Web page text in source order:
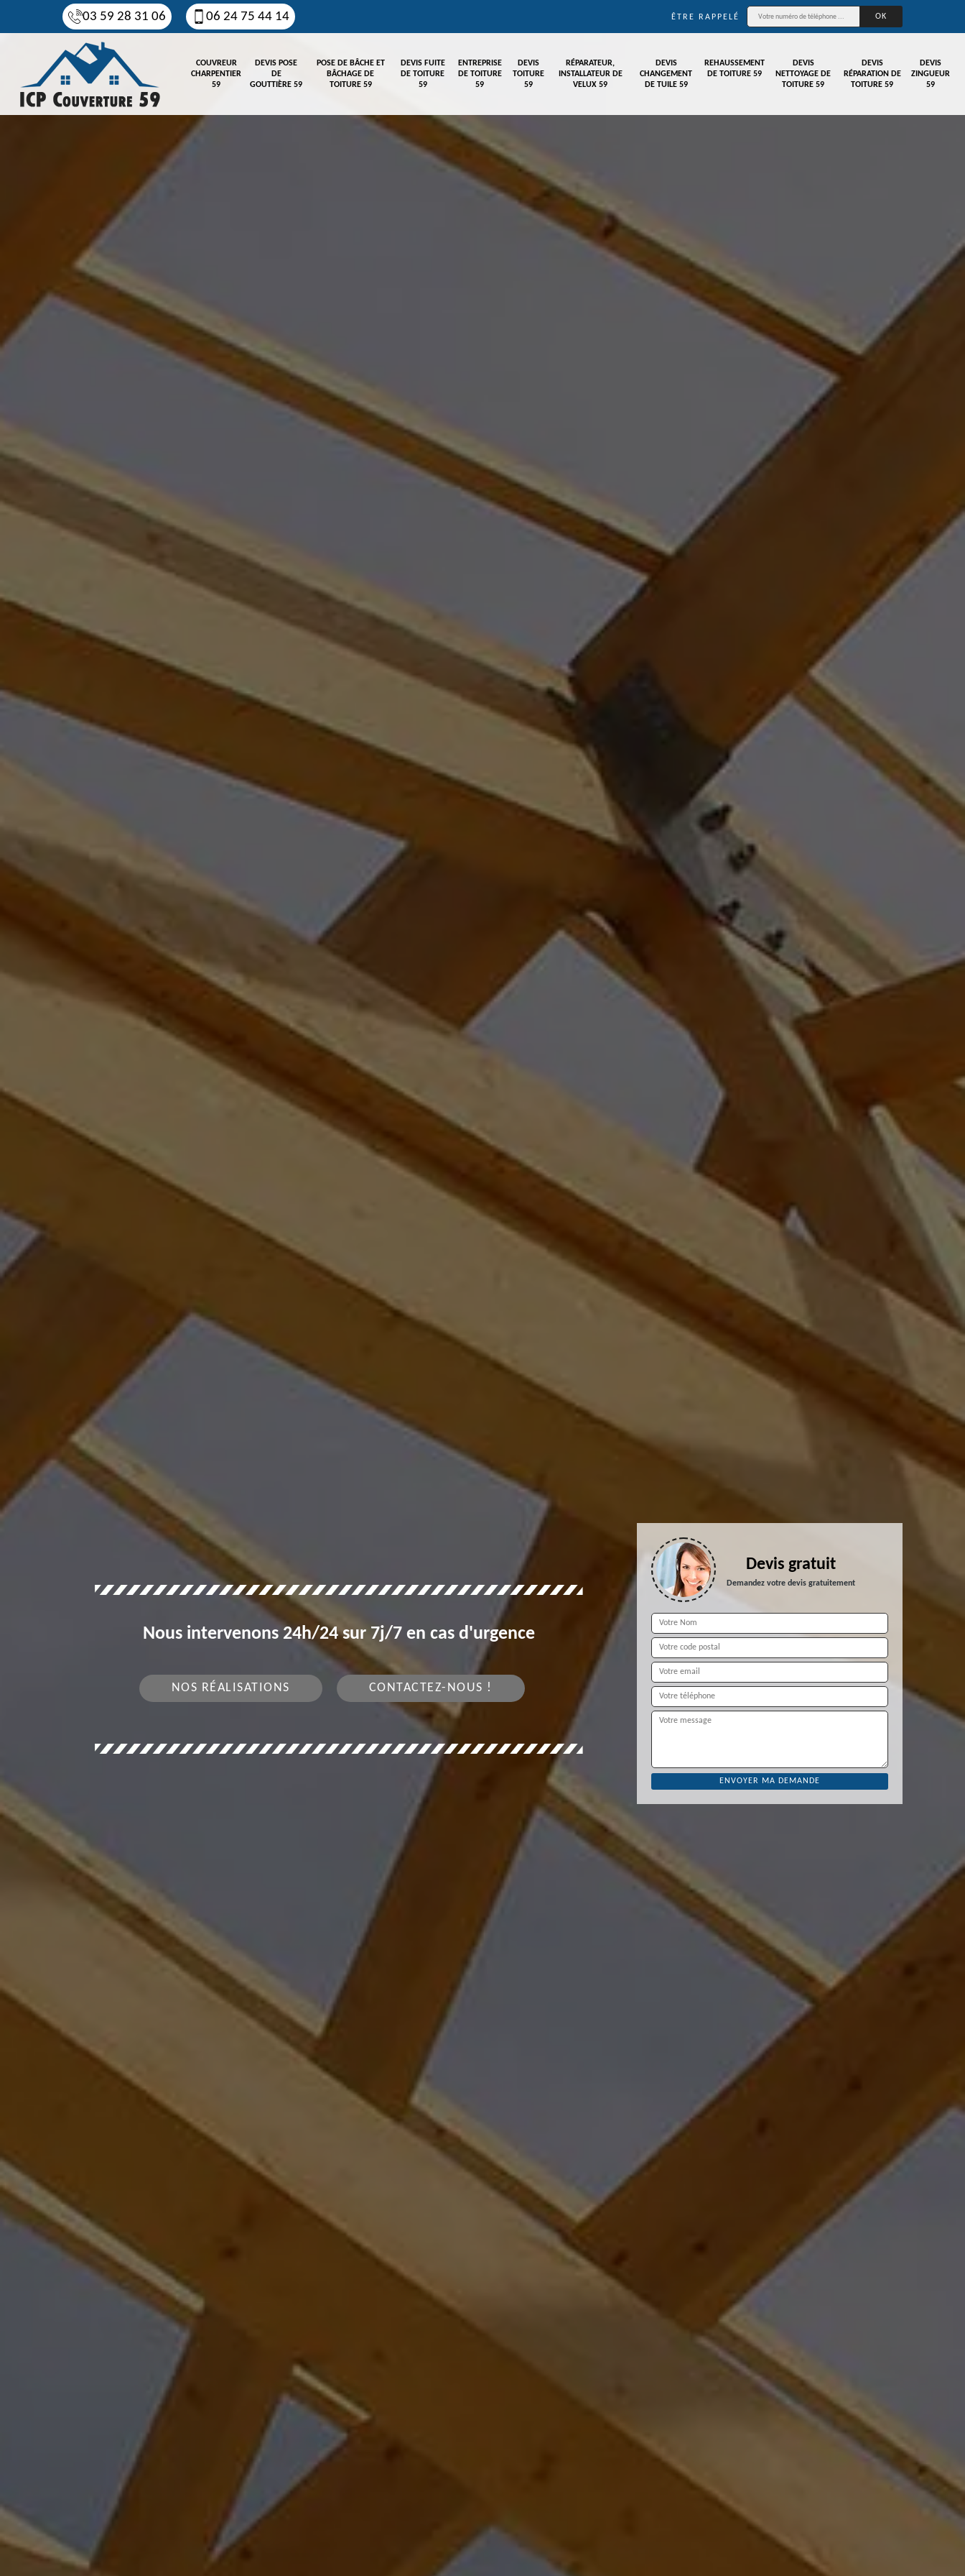
03 59 28 31 06 06 24 75 44 14 ÊTRE RAPPELÉ
COUVREUR
CHARPENTIER
59
DEVIS POSE
DE
GOUTTIÈRE 59
POSE DE BÂCHE ET
BÂCHAGE DE
TOITURE 59
DEVIS FUITE
DE TOITURE
59
ENTREPRISE
DE TOITURE
59
DEVIS
TOITURE
59
RÉPARATEUR,
INSTALLATEUR DE
VELUX 59
DEVIS
CHANGEMENT
DE TUILE 59
REHAUSSEMENT
DE TOITURE 59
DEVIS
NETTOYAGE DE
TOITURE 59
DEVIS
RÉPARATION DE
TOITURE 59
DEVIS
ZINGUEUR
59
Nous intervenons 24h/24 sur 7j/7 en cas d'urgence
NOS RÉALISATIONS CONTACTEZ-NOUS !
Devis gratuit
Demandez votre devis gratuitement